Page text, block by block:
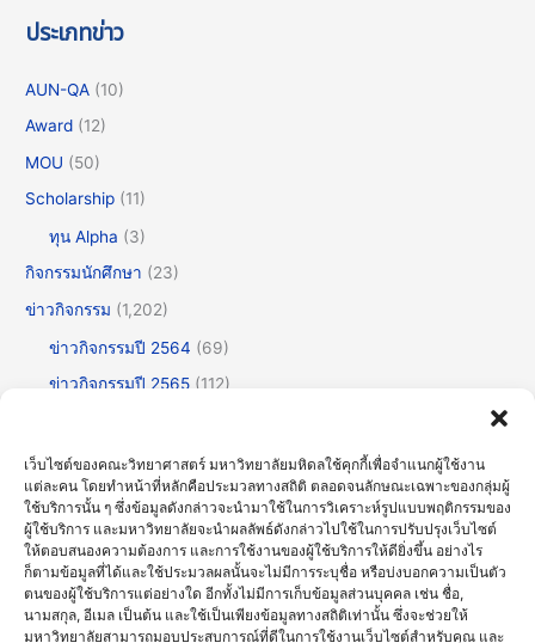
เว็บไซต์ของคณะวิทยาศาสตร์ มหาวิทยาลัยมหิดลใช้คุกกี้เพื่อจำแนกผู้ใช้งาน
แต่ละคน โดยทำหน้าที่หลักคือประมวลทางสถิติ ตลอดจนลักษณะเฉพาะของกลุ่มผู้
ใช้บริการนั้น ๆ ซึ่งข้อมูลดังกล่าวจะนำมาใช้ในการวิเคราะห์รูปแบบพฤติกรรมของ
ผู้ใช้บริการ และมหาวิทยาลัยจะนำผลลัพธ์ดังกล่าวไปใช้ในการปรับปรุงเว็บไซต์
ให้ตอบสนองความต้องการ และการใช้งานของผู้ใช้บริการให้ดียิ่งขึ้น อย่างไร
ก็ตามข้อมูลที่ได้และใช้ประมวลผลนั้นจะไม่มีการระบุชื่อ หรือบ่งบอกความเป็นตัว
ตนของผู้ใช้บริการแต่อย่างใด อีกทั้งไม่มีการเก็บข้อมูลส่วนบุคคล เช่น ชื่อ,
นามสกุล, อีเมล เป็นต้น และใช้เป็นเพียงข้อมูลทางสถิติเท่านั้น ซึ่งจะช่วยให้
มหาวิทยาลัยสามารถมอบประสบการณ์ที่ดีในการใช้งานเว็บไซต์สำหรับคุณ และ
ประเภทข่าว
AUN-QA (10)
Award (12)
MOU (50)
Scholarship (11)
ทุน Alpha (3)
กิจกรรมนักศึกษา (23)
ข่าวกิจกรรม (1,202)
ข่าวกิจกรรมปี 2564 (69)
ข่าวกิจกรรมปี 2565 (112)
ข่าวกิจกรรมปี 2567 (252)
ข่าวกิจกรรมปี 2568(355)
ข่าวกิจกรรมปี 2569(192)
ข่าวทั่วไป(717)
ข่าวธรรมาภิบาลและความโปร่งใส (OIT)(30)
บรรยายพิเศษ(123)